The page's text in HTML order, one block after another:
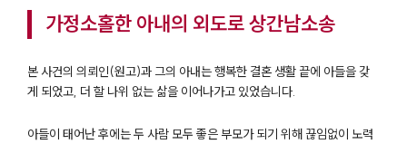
가정소홀한 아내의 외도로 상간남소송
본 사건의 의뢰인(원고)과 그의 아내는 행복한 결혼 생활 끝에 아들을 갖
게 되었고, 더 할 나위 없는 삶을 이어나가고 있었습니다.
아들이 태어난 후에는 두 사람 모두 좋은 부모가 되기 위해 끊임없이 노력